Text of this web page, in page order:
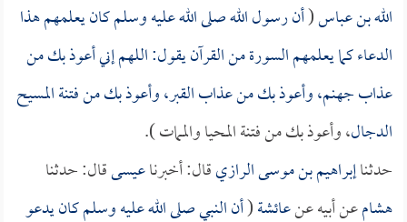
الله بن عباس(أن رسول الله صلى الله عليه وسلم كان يعلمهم هذا
الدعاء كما يعلمهم السورة من القرآن يقول: اللهم إني أعوذ بك من
عذاب جهنم، وأعوذ بك من عذاب القبر، وأعوذ بك من فتنةالمسيح
الدجال، وأعوذ بك من فتنة المحيا والممات ).
حدثناإبراهيم بن موسى الرازيقال: أخبرناعيسىقال: حدثنا
هشامعن أبيه عنعائشة(أن النبي صلى الله عليه وسلم كان يدعو